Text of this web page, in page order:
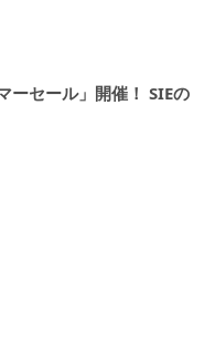
セール」開催！ SIEの